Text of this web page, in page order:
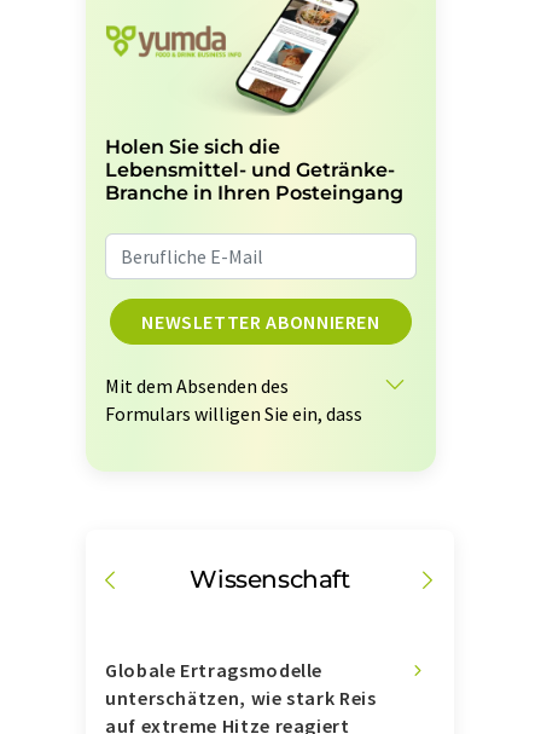
Holen Sie sich die
Lebensmittel- und Getränke-
Branche in Ihren Posteingang
NEWSLETTER ABONNIEREN
Mit dem Absenden des
Formulars willigen Sie ein, dass
die oben ausgewählten
Die Speicherung und
Basis unserer
Datenschutzerklärung.
LUMITOS darf Sie zum Zwecke
Wissenschaft
Globale Ertragsmodelle
unterschätzen, wie stark Reis
auf extreme Hitze reagiert